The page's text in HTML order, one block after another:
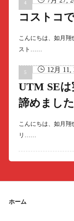
コストコ
こんにちは、如月翔
スト……
12月 11,
UTM SE
諦めました
こんにちは、如月翔
リ……
ホーム